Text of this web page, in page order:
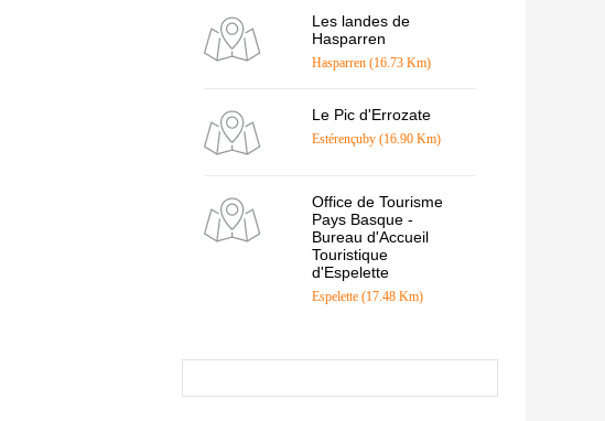
Les landes de
Hasparren
Hasparren (16.73 Km)
Le Pic d'Errozate
Estérençuby (16.90 Km)
Office de Tourisme
Pays Basque -
Bureau d'Accueil
Touristique
d'Espelette
Espelette (17.48 Km)